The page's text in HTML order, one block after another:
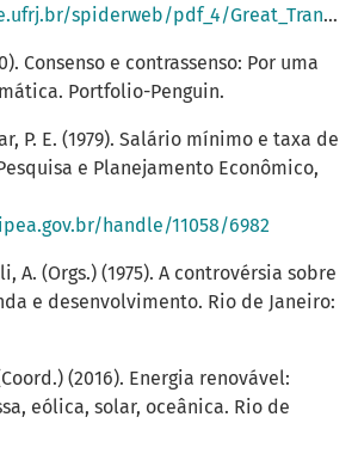
spiderweb/pdf_4/Great_Transformation.pdf
Consenso e contrassenso: Por uma
Portfolio-Penguin.
P. E. (1979). Salário mínimo e taxa de
e Planejamento Econômico,
handle/11058/6982
A. (Orgs.) (1975). A controvérsia sobre
e desenvolvimento. Rio de Janeiro:
(2016). Energia renovável:
eólica, solar, oceânica. Rio de